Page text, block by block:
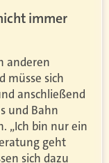
immer
anderen
müsse sich
anschließend
und Bahn
„Ich bin nur ein
geht
sich dazu